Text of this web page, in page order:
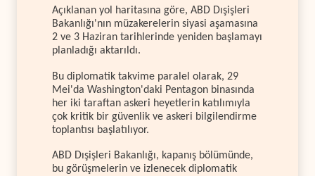
Açıklanan yol haritasına göre, ABD Dışişleri
Bakanlığı'nın müzakerelerin siyasi aşamasına
2 ve 3 Haziran tarihlerinde yeniden başlamayı
planladığı aktarıldı.
Bu diplomatik takvime paralel olarak, 29
Mei'da Washington'daki Pentagon binasında
her iki taraftan askeri heyetlerin katılımıyla
çok kritik bir güvenlik ve askeri bilgilendirme
toplantısı başlatılıyor.
ABD Dışişleri Bakanlığı, kapanış bölümünde,
bu görüşmelerin ve izlenecek diplomatik